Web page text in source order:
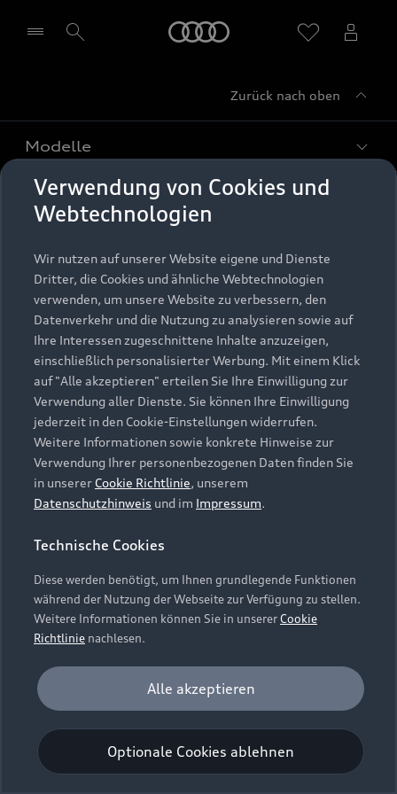
Zurück nach oben
Modelle
Alle Modelle
Elektromodelle
Plug-in-Hybride
Kaufen & leasen
Neuwagensuche
Gebrauchtwagensuche
Gebrauchtwagen
Finanzierung
Aktionen & Angebote
Geschäftskunden
Saisonale Angebote
Audi Services
Garantie
Audi digital services
myAudi
Support
Kundenservice
Händlersuche
Audi Code
Häufige Fragen (FAQ)
Audi Online Beratung
Bordbuch & Bedienungsanleitungen
Verträge kündigen
Vertrag widerrufen
Über Audi
Unternehmen
Karriere
Investor Relations
Presse & Media Center
Datenschutz
Audi erleben
Newsletter
© 2026 AUDI AG. Alle Rechte vorbehalten
Datenschutzinformation
Cookie-Richtlinie
Barrierefreiheit
Digital Services Act
EU Data Act
Embleme am Fahrzeug bei allen Abbildungen auf dieser
Webseite kann abweichen.
Verwendung von Cookies und
Webtechnologien
Wir nutzen auf unserer Website eigene und Dienste
Dritter, die Cookies und ähnliche Webtechnologien
verwenden, um unsere Website zu verbessern, den
Datenverkehr und die Nutzung zu analysieren sowie auf
Ihre Interessen zugeschnittene Inhalte anzuzeigen,
einschließlich personalisierter Werbung. Mit einem Klick
auf "Alle akzeptieren" erteilen Sie Ihre Einwilligung zur
Verwendung aller Dienste. Sie können Ihre Einwilligung
jederzeit in den Cookie-Einstellungen widerrufen.
Weitere Informationen sowie konkrete Hinweise zur
Verwendung Ihrer personenbezogenen Daten finden Sie
in unserer Cookie Richtlinie, unserem
Datenschutzhinweis und im Impressum.
Technische Cookies
Diese werden benötigt, um Ihnen grundlegende Funktionen
während der Nutzung der Webseite zur Verfügung zu stellen.
Weitere Informationen können Sie in unsererCookie
Richtlinie nachlesen.
Analyse und Statistik
Performance Cookies sammeln Informationen
darüber, wie unsere Webseite genutzt wird (z. B.
Anzahl der Besuche, Verweildauer). Diese Cookies
werden zur Optimierung der Webseite verwendet.
Optionale Cookies ablehnen
Alle akzeptieren